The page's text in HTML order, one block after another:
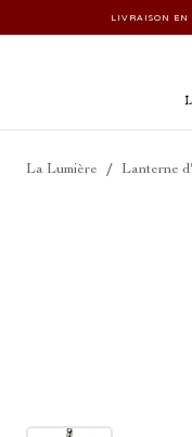
LIVRAISON EN
La Lumière / Lanterne